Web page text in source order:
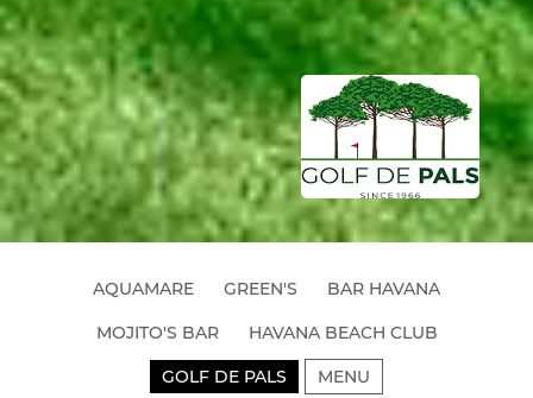
AQUAMARE GREEN'S BAR HAVANA
MOJITO'S BAR HAVANA BEACH CLUB
GOLF DE PALS MENU